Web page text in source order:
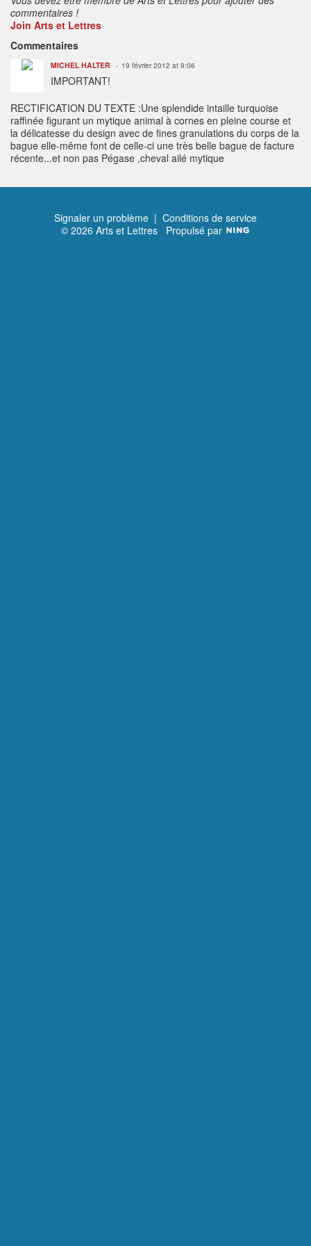
commentaires !
Join Arts et Lettres
Commentaires
MICHEL HALTER 19 février 2012 at 9:06
IMPORTANT!
RECTIFICATION DU TEXTE :Une splendide intaille turquoise
raffinée figurant un mytique animal à cornes en pleine course et
la délicatesse du design avec de fines granulations du corps de la
bague elle-même font de celle-ci une très belle bague de facture
récente...et non pas Pégase ,cheval ailé mytique
Signaler un problème | Conditions de service
© 2026 Arts et Lettres Propulsé par